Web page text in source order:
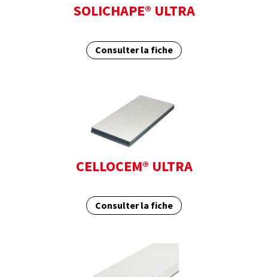
SOLICHAPE® ULTRA
Consulter la fiche
CELLOCEM® ULTRA
Consulter la fiche